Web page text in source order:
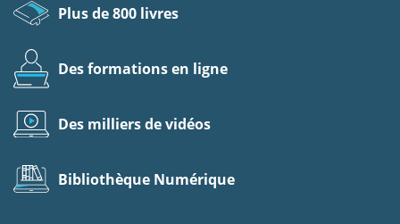
Plus de 800 livres
Des formations en ligne
Des milliers de vidéos
Bibliothèque Numérique